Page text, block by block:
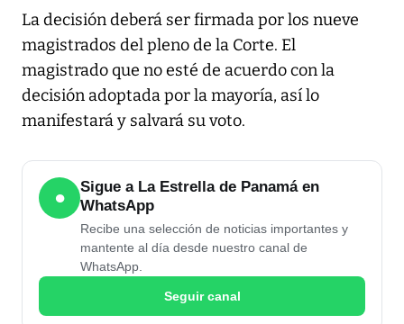
La decisión deberá ser firmada por los nueve
magistrados del pleno de la Corte. El
magistrado que no esté de acuerdo con la
decisión adoptada por la mayoría, así lo
manifestará y salvará su voto.
●
Sigue a La Estrella de Panamá en
WhatsApp
Recibe una selección de noticias importantes y
mantente al día desde nuestro canal de
WhatsApp.
Seguir canal